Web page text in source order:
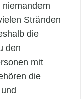
Stränden
die
den
mit
die